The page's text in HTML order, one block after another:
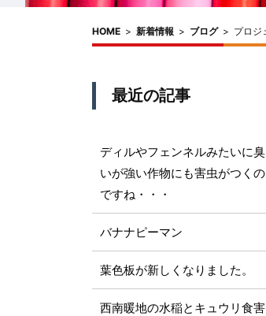
HOME > 新着情報 > ブログ> プロジ
最近の記事
ディルやフェンネルみたいに臭
いが強い作物にも害虫がつくの
ですね・・・
バナナピーマン
葉色板が新しくなりました。
西南暖地の水稲とキュウリ食害